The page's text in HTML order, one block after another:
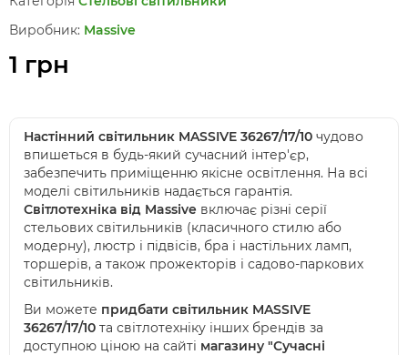
Виробник: Massive
1 грн
Настінний світильник MASSIVE 36267/17/10 чудово
впишеться в будь-який сучасний інтер'єр,
забезпечить приміщенню якісне освітлення. На всі
моделі світильників надається гарантія.
Світлотехніка від Massive включає різні серії
стельових світильників (класичного стилю або
модерну), люстр і підвісів, бра і настільних ламп,
торшерів, а також прожекторів і садово-паркових
світильників.
Ви можете придбати світильник MASSIVE
36267/17/10 та світлотехніку інших брендів за
доступною ціною на сайті магазину "Сучасні